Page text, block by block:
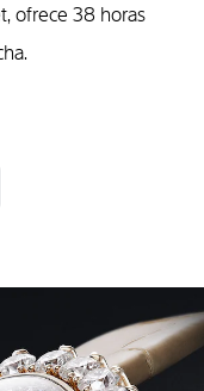
ofrece 38 horas